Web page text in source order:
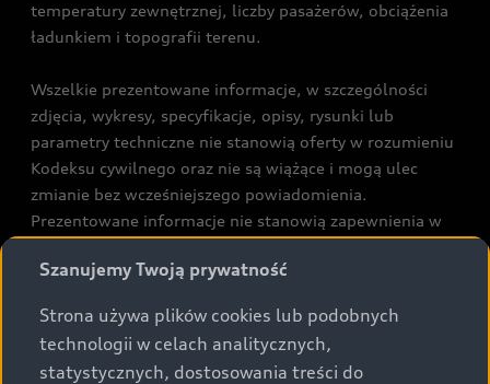
Szanujemy Twoją prywatność
Strona używa plików cookies lub podobnych
technologii w celach analitycznych,
statystycznych, dostosowania treści do
temperatury zewnętrznej, liczby pasażerów, obciążenia
ładunkiem i topografii terenu.
Wszelkie prezentowane informacje, w szczególności
zdjęcia, wykresy, specyfikacje, opisy, rysunki lub
parametry techniczne nie stanowią oferty w rozumieniu
Kodeksu cywilnego oraz nie są wiążące i mogą ulec
zmianie bez wcześniejszego powiadomienia.
Prezentowane informacje nie stanowią zapewnienia w
43b ust. 2 pkt 2 lit. a-c Ustawy o prawach konsumenta.
Podane kwoty są rekomendowane i obejmują podatek
VAT (23%), chyba że inaczej zaznaczono.